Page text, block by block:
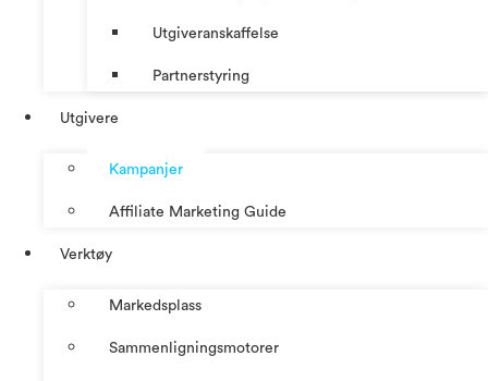
Utgiveranskaffelse
Partnerstyring
Utgivere
Kampanjer
Affiliate Marketing Guide
Verktøy
Markedsplass
Sammenligningsmotorer